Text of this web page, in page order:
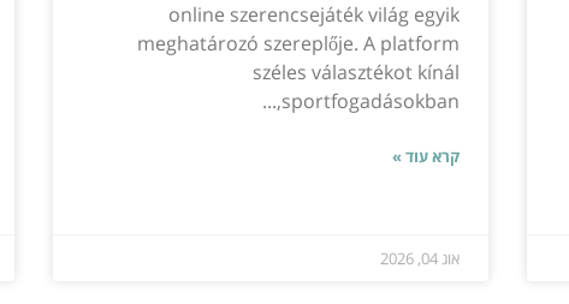
online szerencsejáték világ egyik
meghatározó szereplője. A platform
széles választékot kínál
sportfogadásokban,...
קרא עוד »
אוג 04, 2026